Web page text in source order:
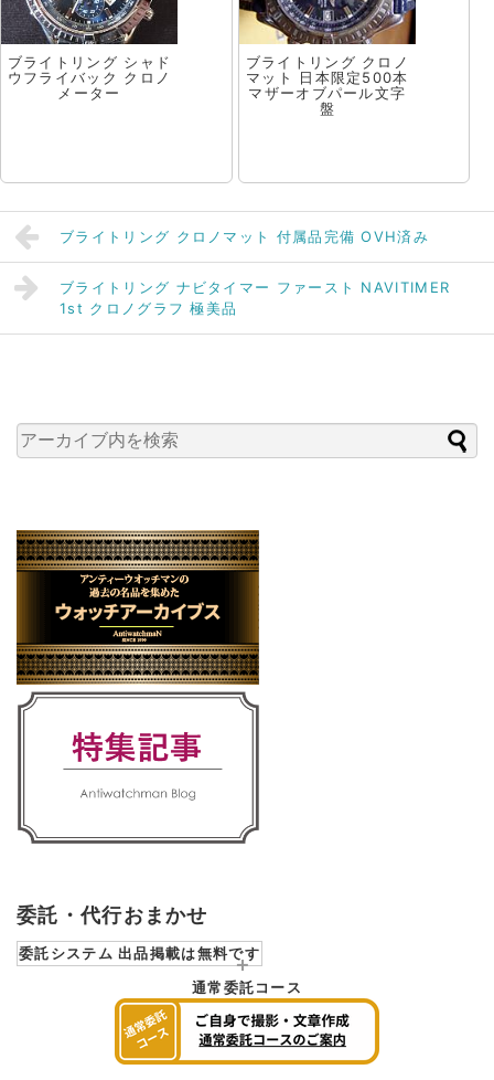
ブライトリング シャド
ウフライバック クロノ
メーター
ブライトリング クロノ
マット 日本限定500本
マザーオブパール文字
盤
ブライトリング クロノマット 付属品完備 OVH済み
ブライトリング ナビタイマー ファースト NAVITIMER
1st クロノグラフ 極美品
委託・代行おまかせ
委託システム 出品掲載は無料です
通常委託コース